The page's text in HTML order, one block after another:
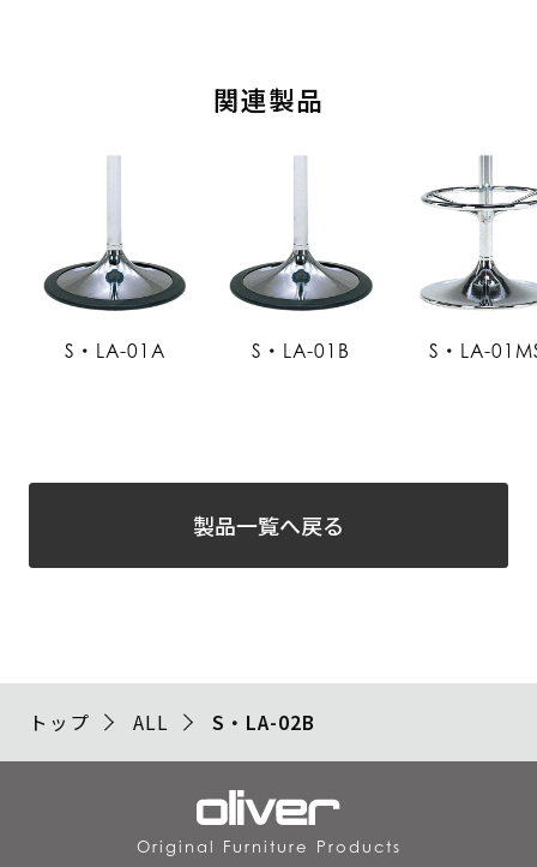
関連製品
S・LA-01A S・LA-01B S・LA-
製品一覧へ戻る
トップ ALL S・LA-02B
Original Furniture Products